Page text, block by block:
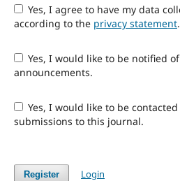
Yes, I agree to have my data collected and stored
according to the privacy statement.
Yes, I would like to be notified of new publications and
announcements.
Yes, I would like to be contacted with requests to review
submissions to this journal.
Register Login